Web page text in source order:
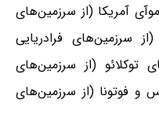
آمریکا (از سرزمین‌های
سرزمین‌های فرادریایی
توکلائو (از سرزمین‌های
و فوتونا (از سرزمین‌های